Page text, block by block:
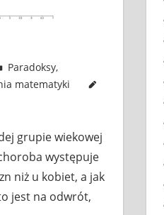
Paradoksy,
matematyki
grupie wiekowej
występuje
niż u kobiet, a jak
jest na odwrót,